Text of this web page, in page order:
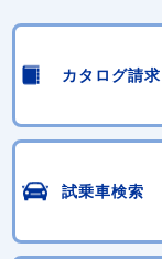
カタログ請求
試乗車検索